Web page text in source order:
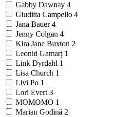
Gabby Dawnay 4
Giuditta Campello 4
Jana Bauer4
Jenny Colgan 4
Kira Jane Buxton 2
Leonid Gamarț 1
Link Dyrdahl 1
Lisa Church 1
Livi Po 1
Lori Evert 3
MOMOMO 1
Marian Godină 2